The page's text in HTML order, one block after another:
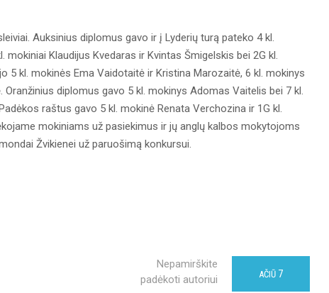
Auksinius diplomus gavo ir į Lyderių turą pateko 4 kl.
Klaudijus Kvedaras ir Kvintas Šmigelskis bei 2G kl.
5 kl. mokinės Ema Vaidotaitė ir Kristina Marozaitė, 6 kl. mokinys
diplomus gavo 5 kl. mokinys Adomas Vaitelis bei 7 kl.
raštus gavo 5 kl. mokinė Renata Verchozina ir 1G kl.
mokiniams už pasiekimus ir jų anglų kalbos mokytojoms
Žvikienei už paruošimą konkursui.
Nepamirškite
padėkoti autoriui
AČIŪ 7